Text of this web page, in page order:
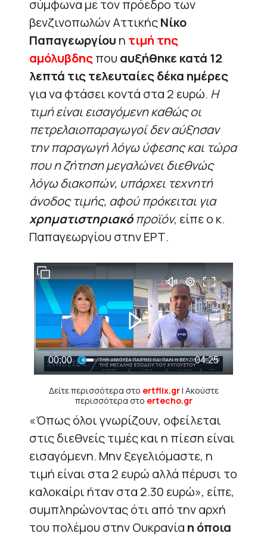
σύμφωνα με τον πρόεδρο των
βενζινοπωλών ΑττικήςΝίκο
Παπαγεωργίου η τιμή της
αμόλυβδηςπου αυξήθηκε κατά 12
λεπτά τις τελευταίες δέκα ημέρες
για να φτάσει κοντά στα 2 ευρώ. Η
τιμή είναι εισαγόμενη καθώς οι
πετρελαιοπαραγωγοί δεν αύξησαν
την παραγωγή λόγω ύφεσης και τώρα
που η ζήτηση μεγαλώνει διεθνώς
λόγω διακοπών, υπάρχει τεχνητή
άνοδος τιμής, αφού πρόκειται για
χρηματιστηριακόπροϊόν, είπε ο κ.
Παπαγεωργίου στην ΕΡΤ.
Δείτε περισσότερα στο ertflix.gr| Ακούστε
περισσότερα στο ertecho.gr
«Όπως όλοι γνωρίζουν, οφείλεται
στις διεθνείς τιμές και η πίεση είναι
εισαγόμενη. Μην ξεγελιόμαστε, η
τιμή είναι στα 2 ευρώ αλλά πέρυσι το
καλοκαίρι ήταν στα 2.30 ευρώ», είπε,
συμπληρώνοντας ότι από την αρχή
του πολέμου στην Ουκρανία η όποια